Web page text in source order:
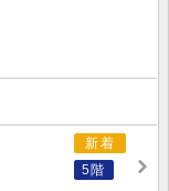
新着
5階